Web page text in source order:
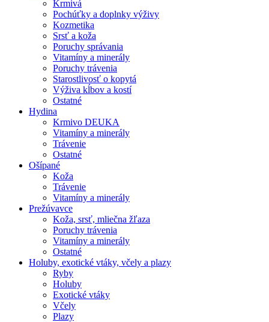
Krmivá
Pochúťky a doplnky výživy
Kozmetika
Srsť a koža
Poruchy správania
Vitamíny a minerály
Poruchy trávenia
Starostlivosť o kopytá
Výživa kĺbov a kostí
Ostatné
Hydina
Krmivo DEUKA
Vitamíny a minerály
Trávenie
Ostatné
Ošípané
Koža
Trávenie
Vitamíny a minerály
Prežúvavce
Koža, srsť, mliečna žľaza
Poruchy trávenia
Vitamíny a minerály
Ostatné
Holuby, exotické vtáky, včely a plazy
Ryby
Holuby
Exotické vtáky
Včely
Plazy